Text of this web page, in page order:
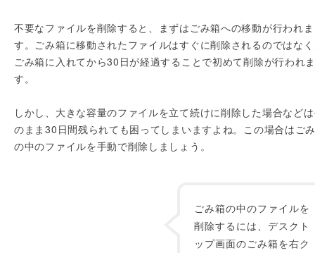
不要なファイルを削除すると、まずはごみ箱への移動が行われま
す。ごみ箱に移動されたファイルはすぐに削除されるのではな
ごみ箱に入れてから30日が経過することで初めて削除が行われ
す。
しかし、大きな容量のファイルを立て続けに削除した場合など
のまま30日間残られても困ってしまいますよね。この場合はご
の中のファイルを手動で削除しましょう。
ごみ箱の中のファイルを
削除するには、デスクト
ップ画面のごみ箱を右ク